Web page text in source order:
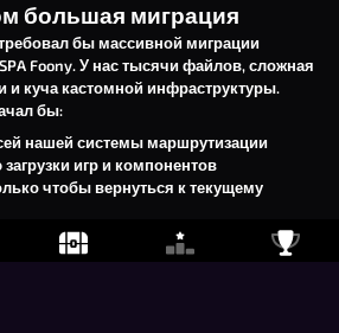
большая миграция
бы массивной миграции
Foony. У нас тысячи файлов, сложная
и куча кастомной инфраструктуры.
бы:
нашей системы маршрутизации
игр и компонентов
чтобы вернуться к текущему
изменения для пользователей
работы с изображениями